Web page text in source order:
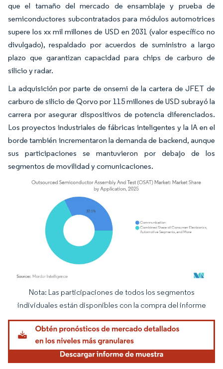
que el tamaño del mercado de ensamblaje y prueba de
semiconductores subcontratados para módulos automotrices
supere los xx mil millones de USD en 2031 (valor específico no
divulgado), respaldado por acuerdos de suministro a largo
plazo que garantizan capacidad para chips de carburo de
silicio y radar.
La adquisición por parte de onsemi de la cartera de JFET de
carburo de silicio de Qorvo por 115 millones de USD subrayó la
carrera por asegurar dispositivos de potencia diferenciados.
Los proyectos industriales de fábricas inteligentes y la IA en el
borde también incrementaron la demanda de backend, aunque
sus participaciones se mantuvieron por debajo de los
segmentos de movilidad y comunicaciones.
Imagen © Mordor Intelligence. El uso requiere atribución según CC BY 4.0.
Nota: Las participaciones de todos los segmentos
individuales están disponibles con la compra del informe